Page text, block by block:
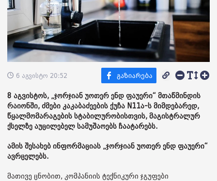
6 აგვისტო 20:52
8 აგვისტოს, „ჯორჯიან უოთერ ენდ ფაუერი“ მთაწმინდის
რაიონში, ძმები კაკაბაძეების ქუჩა N11ა-ს მიმდებარედ,
წყალმომარაგების სტაბილურობისთვის, მაგისტრალურ
ქსელზე აუცილებელ სამუშაოებს ჩაატარებს.
ამის შესახებ ინფორმაციას „ჯორჯიან უოთერ ენდ ფაუერი“
ავრცელებს.
მათივე ცნობით, კომპანიის ტექნიკური ჯგუფები